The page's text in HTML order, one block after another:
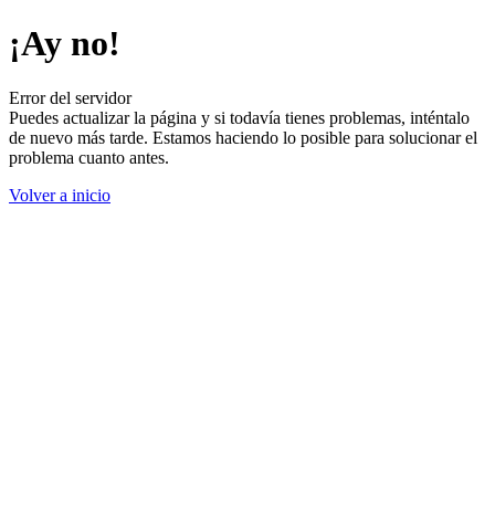
¡Ay no!
Error del servidor
Puedes actualizar la página y si todavía tienes problemas, inténtalo
de nuevo más tarde. Estamos haciendo lo posible para solucionar el
problema cuanto antes.
Volver a inicio